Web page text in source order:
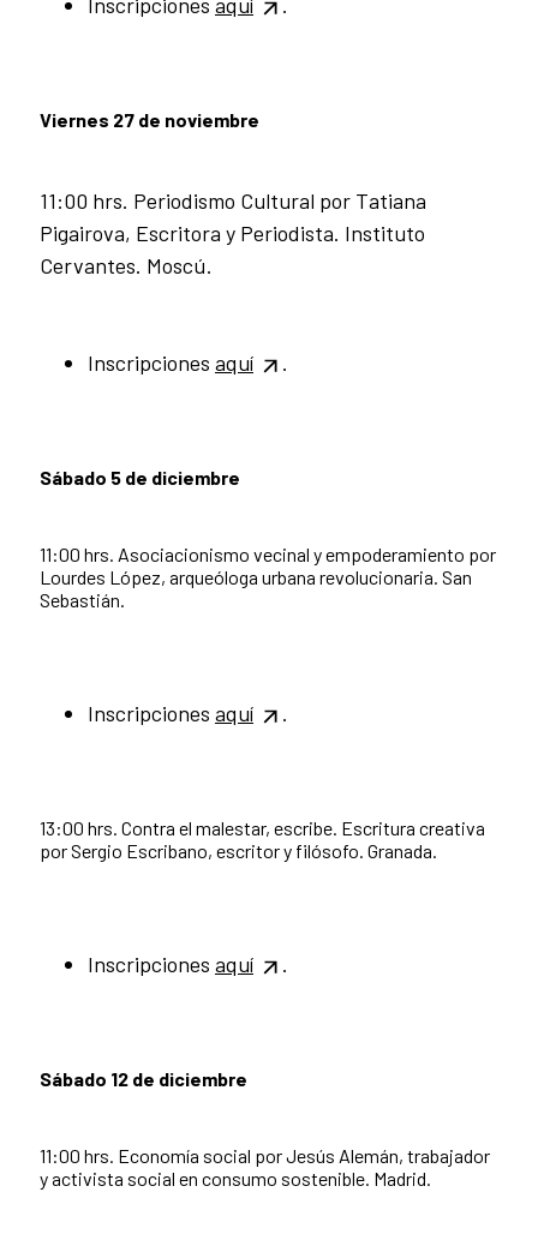
Viernes 27 de noviembre
11:00 hrs. Periodismo Cultural por Tatiana
Pigairova, Escritora y Periodista. Instituto
Cervantes. Moscú.
Inscripciones aquí .
Sábado 5 de diciembre
11:00 hrs. Asociacionismo vecinal y empoderamiento por
Lourdes López, arqueóloga urbana revolucionaria. San
Sebastián.
Inscripciones aquí .
13:00 hrs. Contra el malestar, escribe. Escritura creativa
por Sergio Escribano, escritor y filósofo. Granada.
Inscripciones aquí .
Sábado 12 de diciembre
11:00 hrs. Economía social por Jesús Alemán, trabajador
y activista social en consumo sostenible. Madrid.